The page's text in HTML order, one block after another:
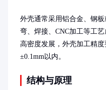
外壳通常采用铝合金、钢
弯、焊接、CNC加工等工
高密度发展，外壳加工精
±0.1mm以内。
结构与原理